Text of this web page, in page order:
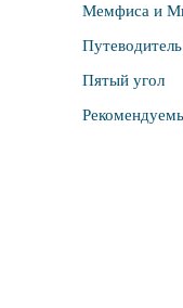
Мемфиса и
Пятый угол